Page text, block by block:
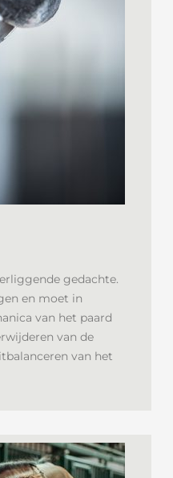
gedachte.
en moet in
van het paard
van de
van het